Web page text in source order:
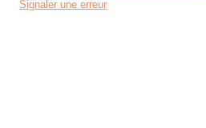
Signaler une erreur